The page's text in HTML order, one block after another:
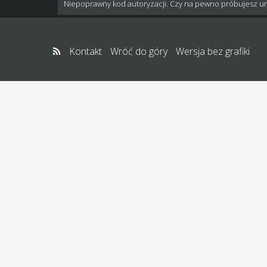
Niepoprawny kod autoryzacji. Czy na pewno próbujesz
Kontakt Wróć do góry Wersja bez grafiki